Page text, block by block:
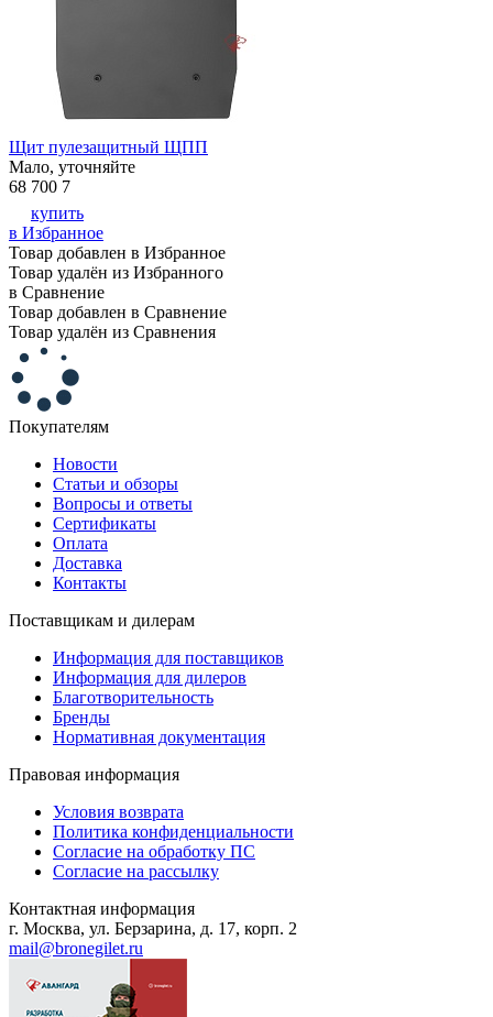
Щит пулезащитный ЩПП
Мало, уточняйте
68 700 7
купить
в Избранное
Товар добавлен в Избранное
Товар удалён из Избранного
в Сравнение
Товар добавлен в Сравнение
Товар удалён из Сравнения
Покупателям
Новости
Статьи и обзоры
Вопросы и ответы
Сертификаты
Оплата
Доставка
Контакты
Поставщикам и дилерам
Информация для поставщиков
Информация для дилеров
Благотворительность
Бренды
Нормативная документация
Правовая информация
Условия возврата
Политика конфиденциальности
Согласие на обработку ПС
Согласие на рассылку
Контактная информация
г. Москва, ул. Берзарина, д. 17, корп. 2
mail@bronegilet.ru